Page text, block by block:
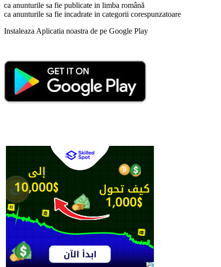
ca anunturile sa fie publicate in limba română
ca anunturile sa fie incadrate in categorii corespunzatoare
Instaleaza Aplicatia noastra de pe Google Play